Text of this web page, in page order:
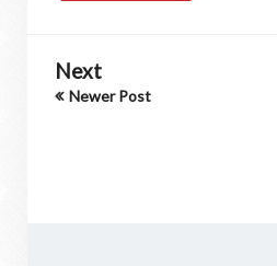
Next
Newer Post